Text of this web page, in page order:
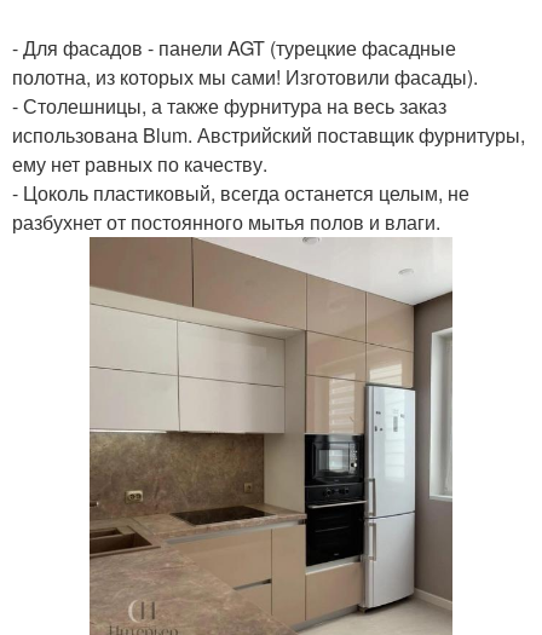
- Для фасадов - панели AGT (турецкие фасадные
полотна, из которых мы сами! Изготовили фасады).
- Столешницы, а также фурнитура на весь заказ
использована Blum. Австрийский поставщик фурнитуры,
ему нет равных по качеству.
- Цоколь пластиковый, всегда останется целым, не
разбухнет от постоянного мытья полов и влаги.